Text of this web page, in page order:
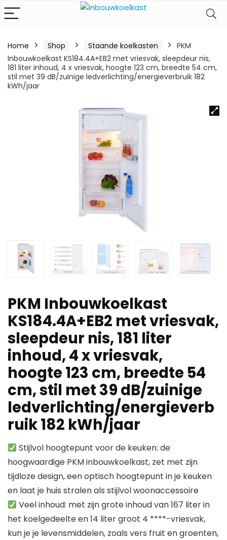
Home Shop Staande koelkasten
PKM
Inbouwkoelkast KS184.4A+EB2 met vriesvak, sleepdeur nis,
181 liter inhoud, 4 x vriesvak, hoogte 123 cm, breedte 54 cm,
stil met 39 dB/zuinige ledverlichting/energieverbruik 182
kWh/jaar
PKM Inbouwkoelkast
KS184.4A+EB2 met vriesvak,
sleepdeur nis, 181 liter
inhoud, 4 x vriesvak,
hoogte 123 cm, breedte 54
cm, stil met 39 dB/zuinige
ledverlichting/energieverb
ruik 182 kWh/jaar
Stijlvol hoogtepunt voor de keuken: de
hoogwaardige PKM inbouwkoelkast, zet met zijn
tijdloze design, een optisch hoogtepunt in je keuken
en laat je huis stralen als stijlvol woonaccessoire
Veel inhoud: met zijn grote inhoud van 167 liter in
het koelgedeelte en 14 liter groot 4 ****-vriesvak,
kun je je levensmiddelen, zoals vers fruit en groenten,